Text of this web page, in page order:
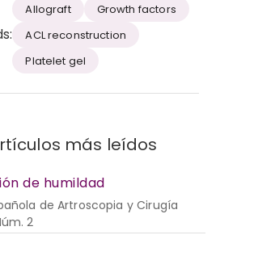
Allograft
Growth factors
ACL reconstruction
Platelet gel
más leídos
de humildad
de Artroscopia y Cirugía
2